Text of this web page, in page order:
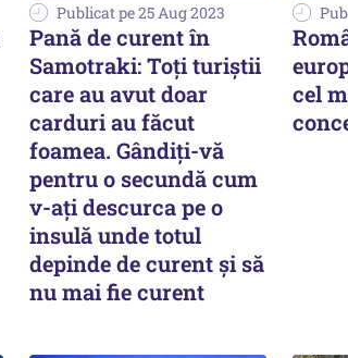
Publicat pe 25 Aug 2023
Pană de curent în
Samotraki: Toți turiștii
care au avut doar
carduri au făcut
foamea. Gândiți-vă
pentru o secundă cum
v-ați descurca pe o
insulă unde totul
depinde de curent și să
nu mai fie curent
cel